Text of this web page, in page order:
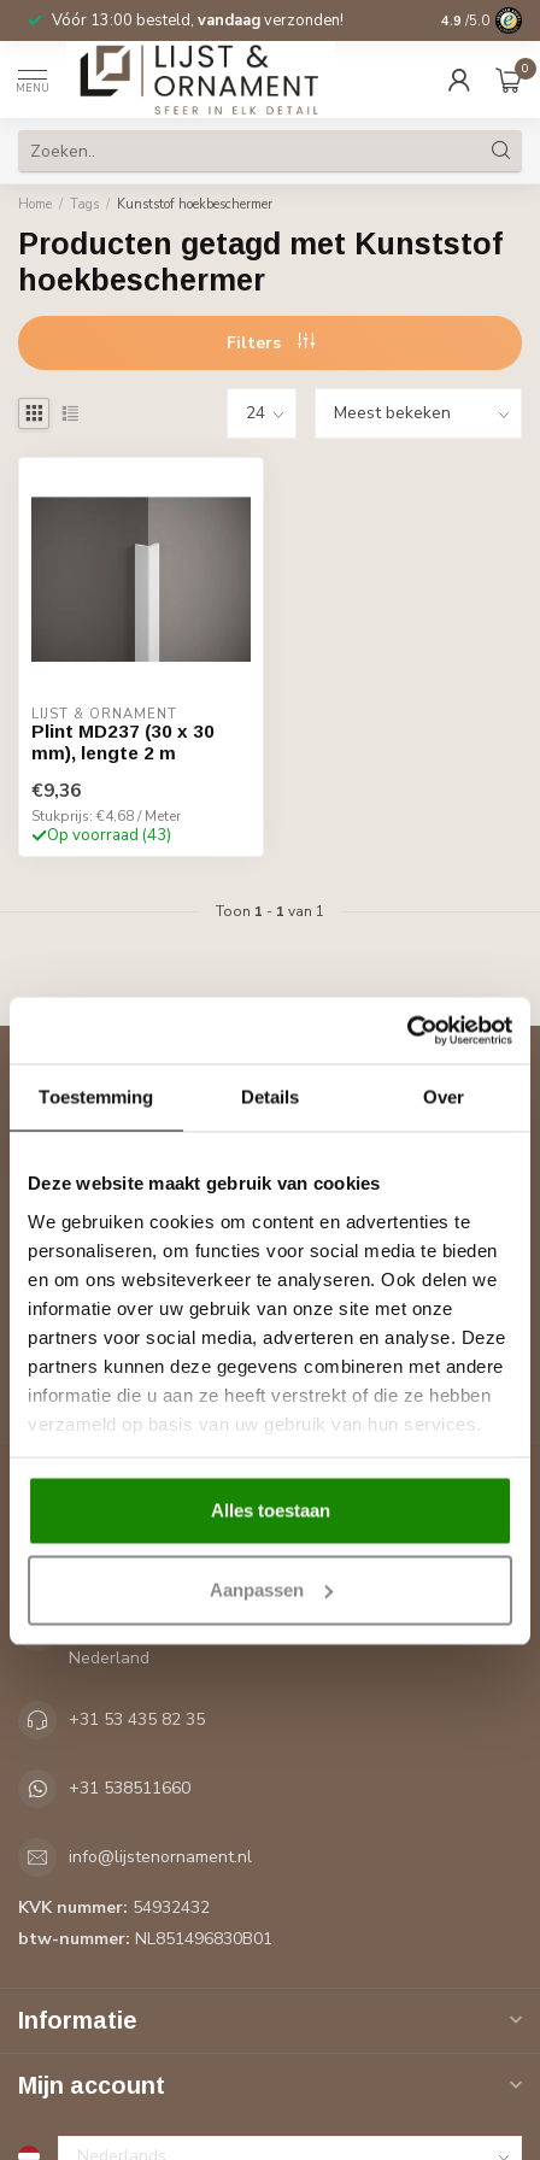
Toestemming Details Over
Deze website maakt gebruik van cookies
We gebruiken cookies om content en advertenties te
personaliseren, om functies voor social media te bieden
en om ons websiteverkeer te analyseren. Ook delen we
informatie over uw gebruik van onze site met onze
partners voor social media, adverteren en analyse. Deze
partners kunnen deze gegevens combineren met andere
informatie die u aan ze heeft verstrekt of die ze hebben
verzameld op basis van uw gebruik van hun services.
Alles toestaan
Aanpassen
Vóór 13:00 besteld, vandaagverzonden! Gratis
4.9 /5.0
MENU
0
Home / Tags / Kunststof hoekbeschermer
Producten getagd met Kunststof
hoekbeschermer
Filters
LIJST & ORNAMENT
Plint MD237 (30 x 30
mm), lengte 2 m
€9,36
Stukprijs: €4,68 / Meter
Op voorraad (43)
Toon 1 - 1 van 1
Meer informatie
Heeft u een vraag over een product of uw bestelling? Op onze
klantenservicepagina vindt u onze contactgegevens, antwoorden
op veelgestelde vragen en alle mogelijkheden om contact met
ons op te nemen.
Klantenservice
Blijf op de hoogte over onze laatste acties
Lijst & Ornament
Contactgegevens
7483 PH Haaksbergen
Nederland
+31 53 435 82 35
+31 538511660
info@lijstenornament.nl
KVK nummer: 54932432
btw-nummer: NL851496830B01
Informatie
Mijn account